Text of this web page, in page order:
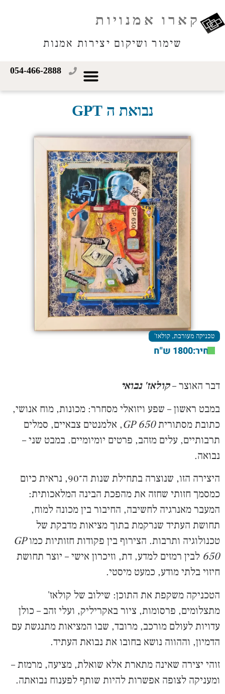
קארו אמנויות
שימור ושיקום יצירות אמנות
054-466-2888
נבואת ה GPT
טכניקה מעורבת, קולאז'
מחיר:1800 ש"ח
דבר האוצר –קולאז' נבואי
במבט ראשון – שפע ויזואלי מסחרר: מכונות, מוח אנושי,
כתובת מסתוריתGP 650, אלמנטים צבאיים, סמלים
תרבותיים, עלים מזהב, פרטים יומיומיים. במבט שני –
נבואה.
היצירה הזו, שנוצרה בתחילת שנות ה־90, נראית כיום
כמסמך חזותי שחזה את מהפכת הבינה המלאכותית:
המעבר מאנרגיה לחשיבה, החיבור בין מכונה למוח,
תחושת העתיד שנרקמת בתוך מציאות מדבקת של
טכנולוגיה ותרבות. הצירוף בין פקודות חזותיות כמוGP
650 לבין רמזים למדע, דת, וזיכרון אישי – יוצר תחושת
חיזוי בלתי מודע, כמעט מיסטי.
הטכניקה משקפת את התוכן: שילוב של קולאז'
מתצלומים, פרסומות, ציור באקריליק, ועלי זהב – כולן
עדויות לעולם מורכב, מרובד, שבו המציאות מתנגשת עם
הדמיון, וההווה נושא בחובו את נבואת העתיד.
זוהי יצירה שאינה מתארת אלא שואלת, מציעה, מרמזת –
ומעניקה לצופה אפשרות להיות שותף לפענוח נבואתה.